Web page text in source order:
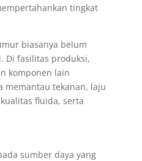
tingkat
biasanya belum
Di fasilitas produksi,
komponen lain
memantau tekanan, laju
fluida, serta
sumber daya yang